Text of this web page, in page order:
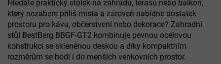
Hledáte praktický stolek na zahradu, terasu nebo balkon,
který nezabere příliš místa a zároveň nabídne dostatek
prostoru pro kávu, občerstvení nebo dekorace? Zahradní
stůl BestBerg BBGF-GT2 kombinuje pevnou ocelovou
konstrukci se skleněnou deskou a díky kompaktním
rozměrům se hodí i do menších venkovních prostor.